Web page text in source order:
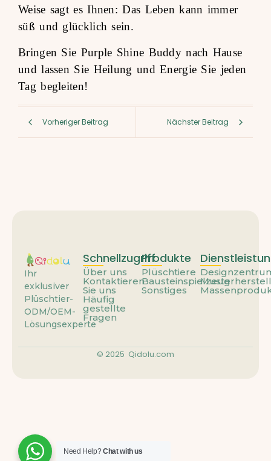
Weise sagt es Ihnen: Das Leben kann immer
süß und glücklich sein.
Bringen Sie Purple Shine Buddy nach Hause
und lassen Sie Heilung und Energie Sie jeden
Tag begleiten!
Vorheriger Beitrag Nächster Beitrag
Ihr
exklusiver
Plüschtier-
ODM/OEM-
Lösungsexperte
Schnellzugriff
Über uns
Kontaktieren
Sie uns
Häufig
gestellte
Fragen
Produkte
Plüschtiere
Bausteinspielzeug
Sonstiges
© 2025 Qidolu.com
Need Help?Chat with us